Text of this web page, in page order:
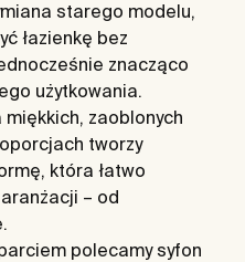
starego modelu,
łazienkę bez
znacząco
użytkowania.
zaoblonych
tworzy
która łatwo
– od
polecamy syfon